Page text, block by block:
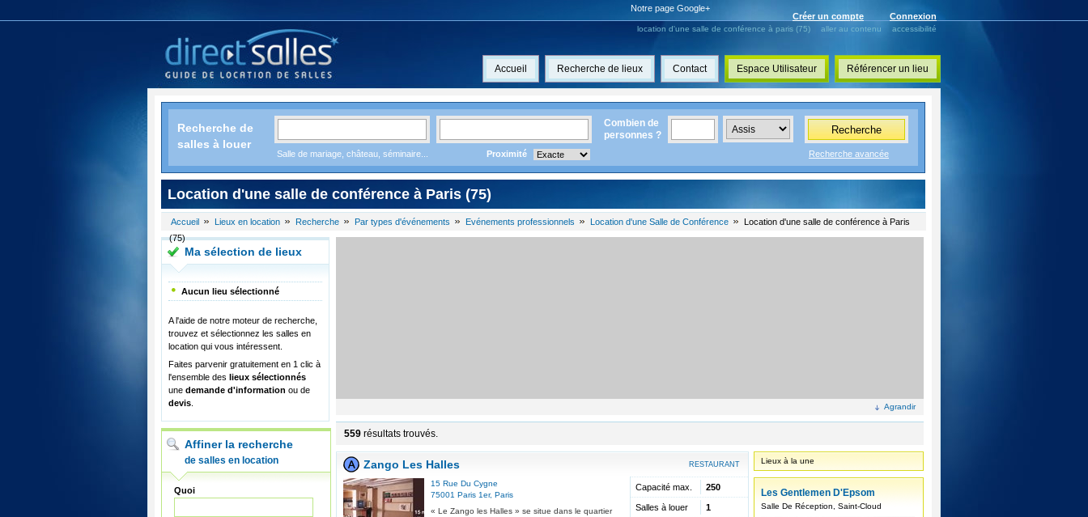
Notre page Google+
Créer un compte
Connexion
location d'une salle de conférence à paris (75) aller au contenu accessibilité
Accueil Recherche de lieux Contact Espace Utilisateur Référencer un lieu
Recherche de
salles à louer
Salle de mariage, château, séminaire... Proximité
Combien de
personnes ?
Recherche
Recherche avancée
Location d'une salle de conférence à Paris (75)
Accueil Lieux en location Recherche Par types d'événements Evénements professionnels Location d'une Salle de Conférence
Location d'une salle de conférence à Paris
(75)
Ma sélection de lieux
Aucun lieu sélectionné
A l'aide de notre moteur de recherche,
trouvez et sélectionnez les salles en
location qui vous intéressent.
Faites parvenir gratuitement en 1 clic à
l'ensemble des lieux sélectionnés
une demande d'information ou de
devis
Affiner la recherche
de salles en location
Quoi
Agrandir
559 résultats trouvés.
Zango Les Halles RESTAURANT
15 Rue Du Cygne
75001 Paris 1er, Paris
« Le Zango les Halles » se situe dans le quartier
Capacité max. 250
Salles à louer 1
Lieux à la une
Les Gentlemen D'Epsom
Salle De Réception, Saint-Cloud